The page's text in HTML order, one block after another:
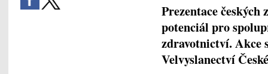
Prezentace
potenciál pro
zdravotnictví. Akce
Velvyslanectví